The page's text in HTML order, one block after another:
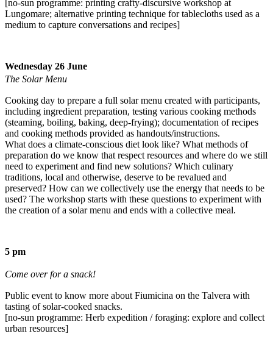
[no-sun programme: printing crafty-discursive workshop at
Lungomare; alternative printing technique for tablecloths used as a
medium to capture conversations and recipes]
Wednesday 26 June
The Solar Menu
Cooking day to prepare a full solar menu created with participants,
including ingredient preparation, testing various cooking methods
(steaming, boiling, baking, deep-frying); documentation of recipes
and cooking methods provided as handouts/instructions.
What does a climate-conscious diet look like? What methods of
preparation do we know that respect resources and where do we still
need to experiment and find new solutions? Which culinary
traditions, local and otherwise, deserve to be revalued and
preserved? How can we collectively use the energy that needs to be
used? The workshop starts with these questions to experiment with
the creation of a solar menu and ends with a collective meal.
5 pm
Come over for a snack!
Public event to know more about Fiumicina on the Talvera with
tasting of solar-cooked snacks.
[no-sun programme: Herb expedition / foraging: explore and collect
urban resources]